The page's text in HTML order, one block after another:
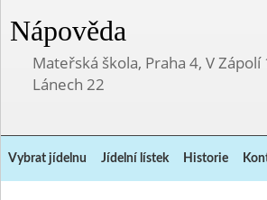
Nápověda
Mateřská škola, Praha 4, V
Lánech 22
Vybrat jídelnu Jídelní lístek Historie